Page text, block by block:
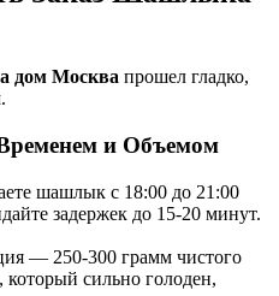
дом Москва прошел гладко,
и Объемом
шашлык с 18:00 до 21:00
задержек до 15-20 минут.
— 250-300 грамм чистого
сильно голоден,